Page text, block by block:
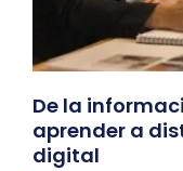
De la
aprender a
digital